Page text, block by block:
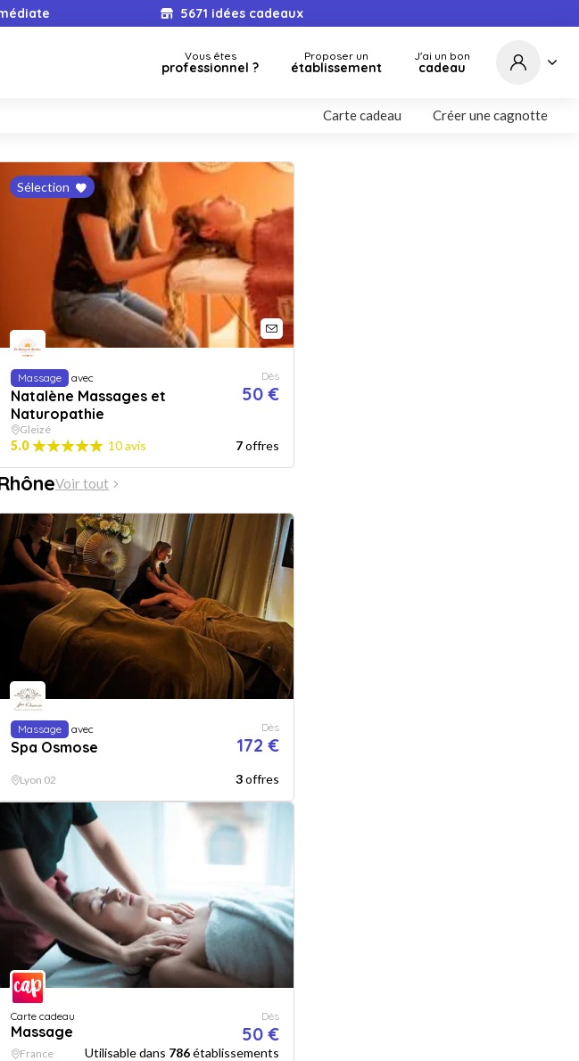
5671 idées cadeaux
Vous êtes
professionnel ?
Proposer un
établissement
J'ai un bon
cadeau
Carte cadeau Créer une cagnotte
Sélection
Massage avec
Natalène Massages et
Naturopathie
Dès
50 €
Gleizé
5.0 10 avis 7offres
Voir tout
Massage avec
Spa Osmose
Dès
172 €
Lyon 02 3offres
Carte cadeau
Massage
Dès
50 €
France Utilisable dans 786établissements